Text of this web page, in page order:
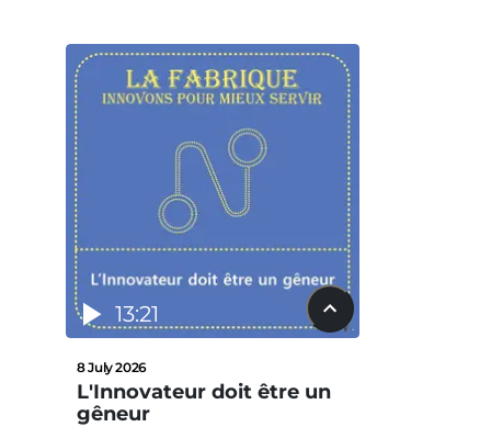
13:21
8 July 2026
L'Innovateur doit être un
gêneur